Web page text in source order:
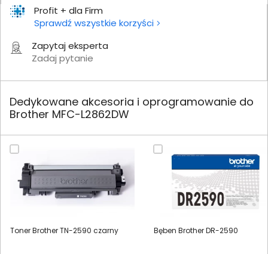
Profit + dla Firm
Sprawdź wszystkie korzyści
Zapytaj eksperta
Zadaj pytanie
Dedykowane akcesoria i oprogramowanie do
Brother MFC-L2862DW
Toner Brother TN-2590 czarny Bęben Brother DR-2590